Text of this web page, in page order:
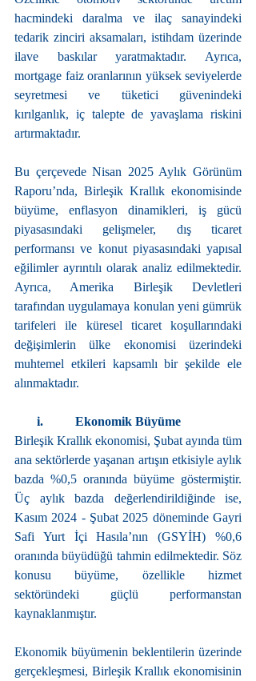
hacmindeki daralma ve ilaç sanayindeki
tedarik zinciri aksamaları, istihdam üzerinde
ilave baskılar yaratmaktadır. Ayrıca,
mortgage faiz oranlarının yüksek seviyelerde
seyretmesi ve tüketici güvenindeki
kırılganlık, iç talepte de yavaşlama riskini
artırmaktadır.
Bu çerçevede Nisan 2025 Aylık Görünüm
Raporu’nda, Birleşik Krallık ekonomisinde
büyüme, enflasyon dinamikleri, iş gücü
piyasasındaki gelişmeler, dış ticaret
performansı ve konut piyasasındaki yapısal
eğilimler ayrıntılı olarak analiz edilmektedir.
Ayrıca, Amerika Birleşik Devletleri
tarafından uygulamaya konulan yeni gümrük
tarifeleri ile küresel ticaret koşullarındaki
değişimlerin ülke ekonomisi üzerindeki
muhtemel etkileri kapsamlı bir şekilde ele
alınmaktadır.
i.          Ekonomik Büyüme
Birleşik Krallık ekonomisi, Şubat ayında tüm
ana sektörlerde yaşanan artışın etkisiyle aylık
bazda %0,5 oranında büyüme göstermiştir.
Üç aylık bazda değerlendirildiğinde ise,
Kasım 2024 - Şubat 2025 döneminde Gayri
Safi Yurt İçi Hasıla’nın (GSYİH) %0,6
oranında büyüdüğü tahmin edilmektedir. Söz
konusu büyüme, özellikle hizmet
sektöründeki güçlü performanstan
kaynaklanmıştır.
Ekonomik büyümenin beklentilerin üzerinde
gerçekleşmesi, Birleşik Krallık ekonomisinin